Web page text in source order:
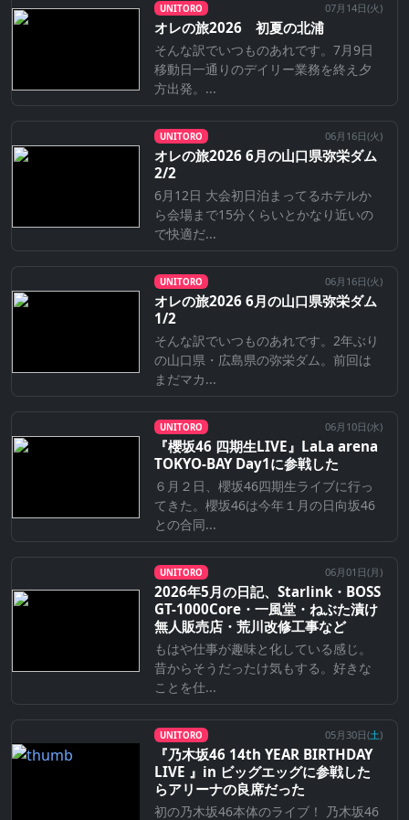
UNITORO 07月14日(火)
オレの旅2026 初夏の北浦
そんな訳でいつものあれです。7月9日
移動日一通りのデイリー業務を終え夕
方出発。...
UNITORO 06月16日(火)
オレの旅2026 6月の山口県弥栄ダム
2/2
6月12日 大会初日泊まってるホテルか
ら会場まで15分くらいとかなり近いの
で快適だ...
UNITORO 06月16日(火)
オレの旅2026 6月の山口県弥栄ダム
1/2
そんな訳でいつものあれです。2年ぶり
の山口県・広島県の弥栄ダム。前回は
まだマカ...
UNITORO 06月10日(水)
『櫻坂46 四期生LIVE』LaLa arena
TOKYO-BAY Day1に参戦した
６月２日、櫻坂46四期生ライブに行っ
てきた。櫻坂46は今年１月の日向坂46
との合同...
UNITORO 06月01日(月)
2026年5月の日記、Starlink・BOSS
GT-1000Core・一風堂・ねぶた漬け
無人販売店・荒川改修工事など
もはや仕事が趣味と化している感じ。
昔からそうだったけ気もする。好きな
ことを仕...
UNITORO 05月30日(土)
『乃⽊坂46 14th YEAR BIRTHDAY
LIVE 』in ビッグエッグに参戦した
らアリーナの良席だった
初の乃木坂46本体のライブ！ 乃木坂46